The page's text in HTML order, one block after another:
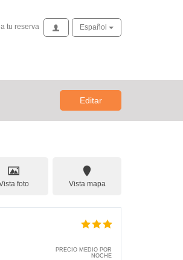
tu reserva
tu reserva AccesoEspañol
Editar
foto Vista mapa
PRECIO MEDIO POR
NOCHE